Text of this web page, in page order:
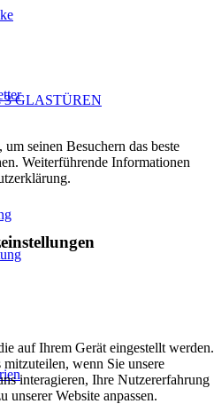
GLASTÜREN
seinen Besuchern das beste
Weiterführende Informationen
auf Ihrem Gerät eingestellt werden.
wenn Sie unsere
interagieren, Ihre Nutzererfahrung
unserer Website anpassen.